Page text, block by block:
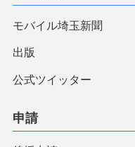
モバイル埼玉新聞
出版
公式ツイッター
申請